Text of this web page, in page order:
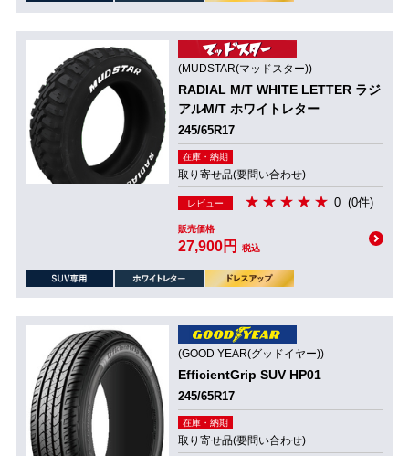
(MUDSTAR(マッドスター))
RADIAL M/T WHITE LETTER ラジ
アルM/T ホワイトレター
245/65R17
在庫・納期
取り寄せ品(要問い合わせ)
レビュー 0 (0件)
販売価格
27,900円 税込
(GOOD YEAR(グッドイヤー))
EfficientGrip SUV HP01
245/65R17
在庫・納期
取り寄せ品(要問い合わせ)